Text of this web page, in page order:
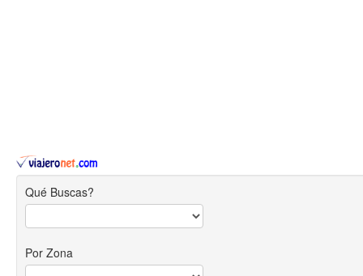
Qué Buscas?
Por Zona